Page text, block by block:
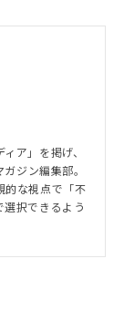
ア」を掲げ、
ジン編集部。
的な視点で「不
択できるよう